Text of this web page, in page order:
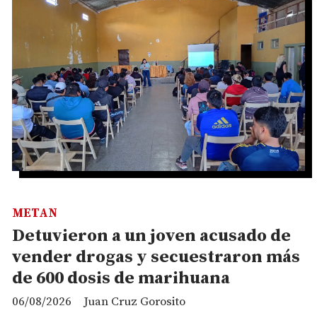
Detuvieron a un joven acusado de
vender drogas y secuestraron más
de 600 dosis de marihuana
Juan Cruz Gorosito
METAN
06/08/2026